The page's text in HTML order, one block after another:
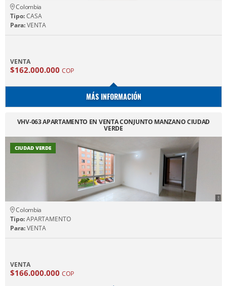
Colombia
Tipo:CASA
Para:VENTA
VENTA
$162.000.000 COP
MÁS INFORMACIÓN
VHV-063 APARTAMENTO EN VENTA CONJUNTO MANZANO CIUDAD
VERDE
CIUDAD VERDE
Colombia
Tipo:APARTAMENTO
Para:VENTA
VENTA
$166.000.000 COP